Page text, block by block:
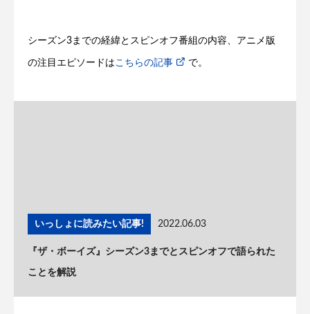
シーズン3までの経緯とスピンオフ番組の内容、アニメ版
の注目エピソードはこちらの記事 で。
いっしょに読みたい記事! 2022.06.03
『ザ・ボーイズ』シーズン3までとスピンオフで語られた
ことを解説